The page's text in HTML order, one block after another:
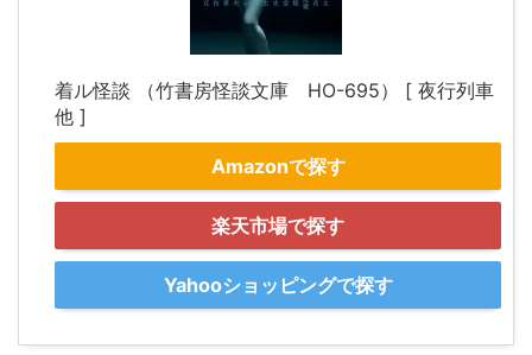
着ル怪談 （竹書房怪談文庫 HO-695） [ 夜行列車
他 ]
Amazonで探す
楽天市場で探す
Yahooショッピングで探す